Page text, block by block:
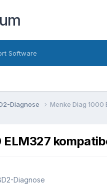
Software
Diagnose Menke Diag 1000
ELM327
Diagnose